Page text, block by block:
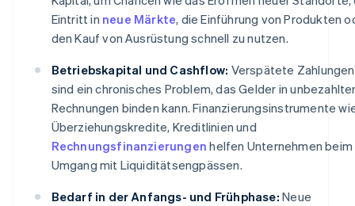
Eintritt in neue Märkte, die Einführung von Produkten
den Kauf von Ausrüstung schnell zu nutzen.
Betriebskapital und Cashflow: Verspätete Zahlungen
sind ein chronisches Problem, das Gelder in
Rechnungen binden kann. Finanzierungsinstrumente
Überziehungskredite, Kreditlinien und
Rechnungsfinanzierungen helfen Unternehmen beim
Umgang mit Liquiditätsengpässen.
Bedarf in der Anfangs- und Frühphase: Neue